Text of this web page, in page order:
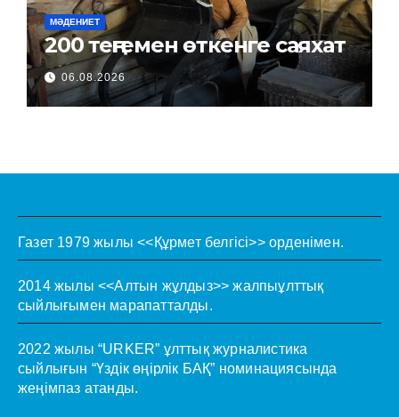
МӘДЕНИЕТ
200 теңгемен өткенге саяхат
06.08.2026
Газет 1979 жылы <<Құрмет белгісі>> орденімен.
2014 жылы <<Алтын жұлдыз>> жалпыұлттық
сыйлығымен марапатталды.
2022 жылы “URKER” ұлттық журналистика
сыйлығын “Үздік өңірлік БАҚ” номинациясында
жеңімпаз атанды.